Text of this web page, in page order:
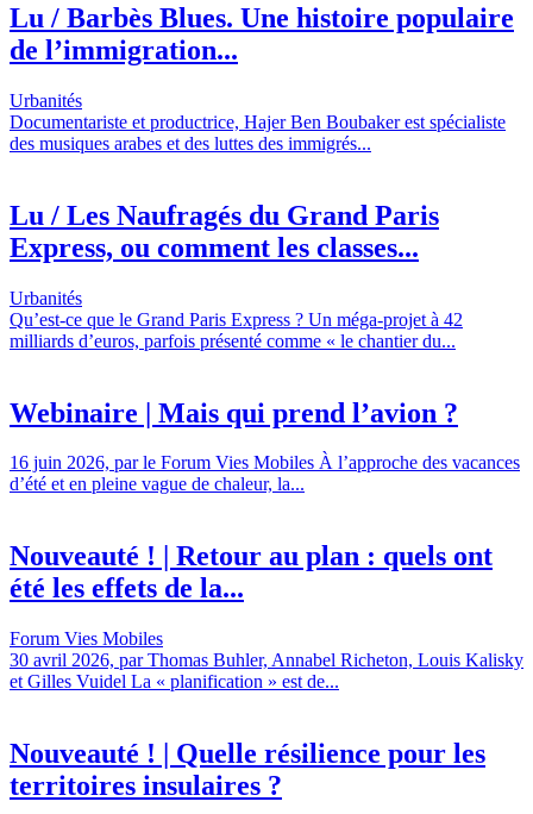
Lu / Barbès Blues. Une histoire populaire
de l’immigration...
Urbanités
Documentariste et productrice, Hajer Ben Boubaker est spécialiste
des musiques arabes et des luttes des immigrés...
Lu / Les Naufragés du Grand Paris
Express, ou comment les classes...
Urbanités
Qu’est-ce que le Grand Paris Express ? Un méga-projet à 42
milliards d’euros, parfois présenté comme « le chantier du...
Webinaire | Mais qui prend l’avion ?
16 juin 2026, par le Forum Vies Mobiles À l’approche des vacances
d’été et en pleine vague de chaleur, la...
Nouveauté ! | Retour au plan : quels ont
été les effets de la...
Forum Vies Mobiles
30 avril 2026, par Thomas Buhler, Annabel Richeton, Louis Kalisky
et Gilles Vuidel La « planification » est de...
Nouveauté ! | Quelle résilience pour les
territoires insulaires ?